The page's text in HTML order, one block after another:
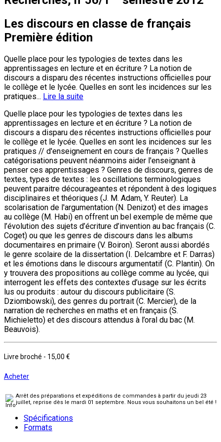
Les discours en classe de français
Première édition
Quelle place pour les typologies de textes dans les
apprentissages en lecture et en écriture ? La notion de
discours a disparu des récentes instructions officielles pour
le collège et le lycée. Quelles en sont les incidences sur les
pratiques... Lire la suite
Quelle place pour les typologies de textes dans les
apprentissages en lecture et en écriture ? La notion de
discours a disparu des récentes instructions officielles pour
le collège et le lycée. Quelles en sont les incidences sur les
pratiques // d'enseignement en cours de français ? Quelles
catégorisations peuvent néanmoins aider l'enseignant à
penser ces apprentissages ? Genres de discours, genres de
textes, types de textes : les oscillations terminologiques
peuvent paraitre décourageantes et répondent à des logiques
disciplinaires et théoriques (J. M. Adam, Y. Reuter). La
scolarisation de l'argumentation (N. Denizot) et des images
au collège (M. Habi) en offrent un bel exemple de même que
l’évolution des sujets d’écriture d’invention au bac français (C.
Coget) ou que les genres de discours dans les albums
documentaires en primaire (V. Boiron). Seront aussi abordés
le genre scolaire de la dissertation (I. Delcambre et F. Darras)
et les émotions dans le discours argumentatif (C. Plantin). On
y trouvera des propositions au collège comme au lycée, qui
interrogent les effets des contextes d’usage sur les écrits
lus ou produits : autour du discours publicitaire (S.
Dziombowski), des genres du portrait (C. Mercier), de la
narration de recherches en maths et en français (S.
Michieletto) et des discours attendus à l’oral du bac (M.
Beauvois).
Livre broché - 15,00 €
Acheter
Arrêt des préparations et expéditions de commandes à partir du jeudi 23
juillet, reprise dès le mardi 01 septembre. Nous vous souhaitons un bel été !
Spécifications
Formats